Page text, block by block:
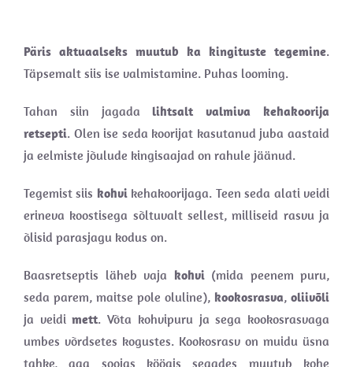
Päris aktuaalseks muutub ka kingituste tegemine.
Täpsemalt siis ise valmistamine. Puhas looming.
Tahan siin jagadalihtsalt valmiva kehakoorija
retsepti. Olen ise seda koorijat kasutanud juba aastaid
ja eelmiste jõulude kingisaajad on rahule jäänud.
Tegemist siis kohvikehakoorijaga. Teen seda alati veidi
erineva koostisega sõltuvalt sellest, milliseid rasvu ja
õlisid parasjagu kodus on.
Baasretseptis läheb vaja kohvi(mida peenem puru,
seda parem, maitse pole oluline), kookosrasva, oliivõli
ja veidimett. Võta kohvipuru ja sega kookosrasvaga
umbes võrdsetes kogustes. Kookosrasv on muidu üsna
tahke, aga soojas köögis segades muutub kohe